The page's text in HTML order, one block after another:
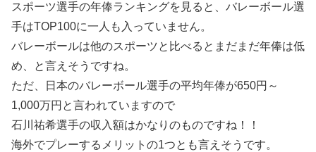
スポーツ選手の年俸ランキングを見ると、バレーボール選
手はTOP100に一人も入っていません。
バレーボールは他のスポーツと比べるとまだまだ年俸は低
め、と言えそうですね。
ただ、日本のバレーボール選手の平均年俸が650円～
1,000万円と言われていますので
石川祐希選手の収入額はかなりのものですね！！
海外でプレーするメリットの1つとも言えそうです。